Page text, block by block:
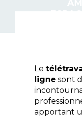
Le
ligne sont
apportant